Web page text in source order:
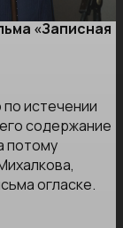
«Записная
истечении
содержание
потому
огласке.